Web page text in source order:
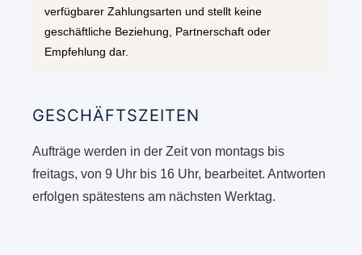
verfügbarer Zahlungsarten und stellt keine
geschäftliche Beziehung, Partnerschaft oder
Empfehlung dar.
GESCHÄFTSZEITEN
Aufträge werden in der Zeit von montags bis
freitags, von 9 Uhr bis 16 Uhr, bearbeitet. Antworten
erfolgen spätestens am nächsten Werktag.